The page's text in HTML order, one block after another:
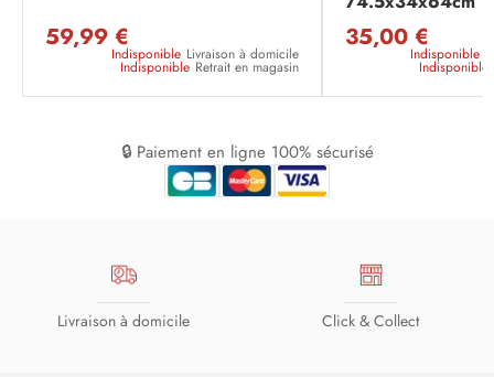
59,99 €
Indisponible Livraison à domicile
Indisponible Retrait en magasin
35,00 €
Indisponible
Indisponible
🔒 Paiement en ligne 100% sécurisé
Livraison à domicile Click & Collect